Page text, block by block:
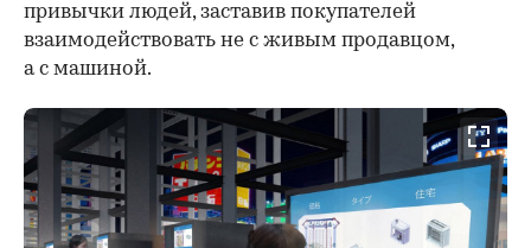
привычки людей, заставив покупателей
взаимодействовать не с живым продавцом,
а с машиной.